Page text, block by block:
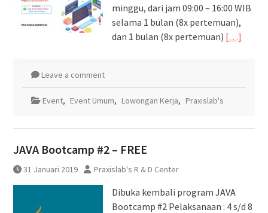
minggu, dari jam 09:00 – 16:00 WIB
selama 1 bulan (8x pertemuan),
dan 1 bulan (8x pertemuan) […]
Leave a comment
Event, Event Umum, Lowongan Kerja, Praxislab's
JAVA Bootcamp #2 – FREE
31 Januari 2019 Praxislab's R & D Center
Dibuka kembali program JAVA
Bootcamp #2 Pelaksanaan : 4 s/d 8